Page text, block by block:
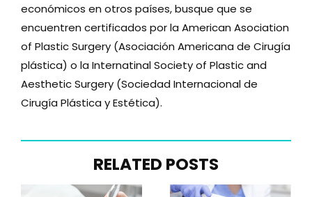
económicos en otros países, busque que se
encuentren certificados por la American Asociation
of Plastic Surgery (Asociación Americana de Cirugía
plástica) o la Internatinal Society of Plastic and
Aesthetic Surgery (Sociedad Internacional de
Cirugía Plástica y Estética).
RELATED POSTS